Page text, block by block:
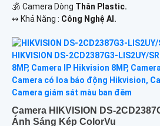
🕉️ Camera Dòng Thân Plastic.
️↭ Khả Năng : Công Nghệ AI.
Camera HIKVISION DS-
Ánh Sáng Kép ColorVu